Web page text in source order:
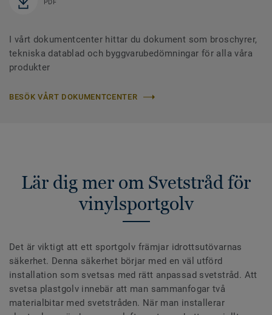
PDF
I vårt dokumentcenter hittar du dokument som broschyrer,
tekniska datablad och byggvarubedömningar för alla våra
produkter
BESÖK VÅRT DOKUMENTCENTER
Lär dig mer om Svetstråd för
vinylsportgolv
Det är viktigt att ett sportgolv främjar idrottsutövarnas
säkerhet. Denna säkerhet börjar med en väl utförd
installation som svetsas med rätt anpassad svetstråd. Att
svetsa plastgolv innebär att man sammanfogar två
materialbitar med svetstråden. När man installerar